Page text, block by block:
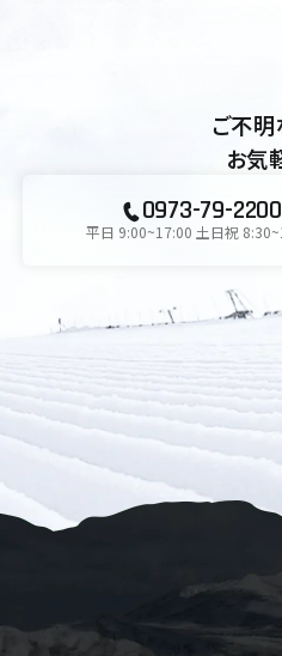
ご不明
お気
0973-79-2200
平日 9:00~17:00 土日祝